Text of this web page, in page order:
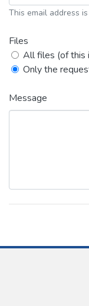
This email address
Files
All files (of this
Only the
Message